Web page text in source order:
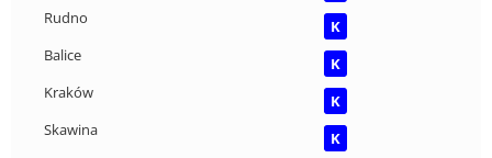
Rudno
K
Balice
K
Kraków
K
Skawina
K